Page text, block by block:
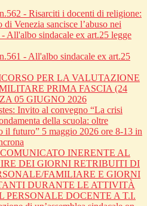
- Risarciti i docenti di religione:
Venezia sancisce l’abuso nei
All'albo sindacale ex art.25 legge
- All'albo sindacale ex art.25
PER LA VALUTAZIONE
PRIMA FASCIA (24
05 GIUGNO 2026
Invito al convegno “La crisi
della scuola: oltre
il futuro” 5 maggio 2026 ore 8-13 in
INERENTE AL
DEI GIORNI RETRIBUITI DI
FAMILIARE E GIORNI
DURANTE LE ATTIVITÀ
PERSONALE DOCENTE A T.I.